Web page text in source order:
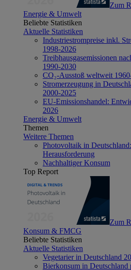
Zum
Energie & Umwelt
Beliebte Statistiken
Aktuelle Statistiken
Industriestrompreise inkl.
1998-2026
Treibhausgasemissionen
1990-2030
CO₂-Ausstoß weltweit
Stromerzeugung in
2000-2025
EU-Emissionshandel:
2026
Energie & Umwelt
Themen
Weitere Themen
Photovoltaik in
Herausforderung
Nachhaltiger Konsum
Top Report
Zum
Konsum & FMCG
Beliebte Statistiken
Aktuelle Statistiken
Vegetarier in Deutschland
Bierkonsum in